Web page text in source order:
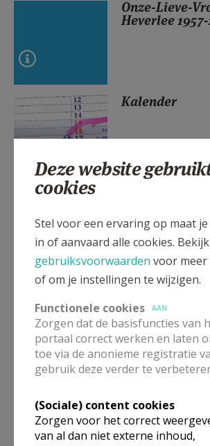
AANMELDEN OFOnze-Lieve-
Heverlee
Kalender
Kerk & leven
OKRA
Vrouw van
Deze website
cookies
Stel voor een ervaring op maat
in of aanvaard alle cookies.
gebruiksvoorwaarden voor
of om je instellingen te wijzigen.
Functionele cookies
AAN
Zorgen dat de basisfuncties van
portaal correct werken en laten
toe via de anonieme registratie
gebruik deze verder te
(Sociale) content cookies
Zorgen voor het correct
van al dan niet externe inhoud,